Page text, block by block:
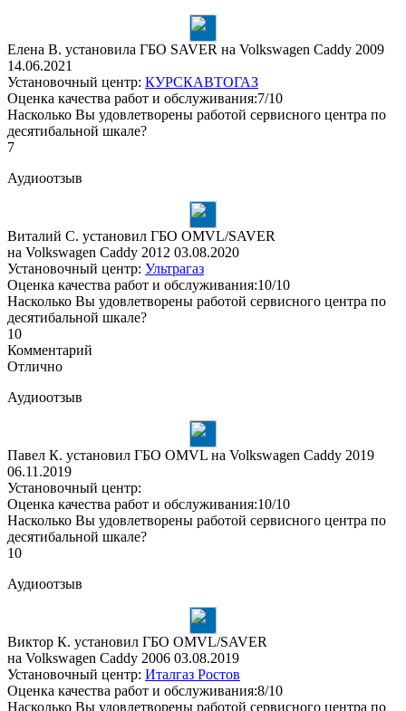
Елена В. установила ГБО SAVER на Volkswagen Caddy 2009
14.06.2021
Установочный центр: КУРСКАВТОГАЗ
Оценка качества работ и обслуживания:7/10
Насколько Вы удовлетворены работой сервисного центра по
десятибальной шкале?
7
Аудиоотзыв
Виталий С. установил ГБО OMVL/SAVER
на Volkswagen Caddy 2012 03.08.2020
Установочный центр: Ультрагаз
Оценка качества работ и обслуживания:10/10
Насколько Вы удовлетворены работой сервисного центра по
десятибальной шкале?
10
Комментарий
Отлично
Аудиоотзыв
Павел К. установил ГБО OMVL на Volkswagen Caddy 2019
06.11.2019
Установочный центр:
Оценка качества работ и обслуживания:10/10
Насколько Вы удовлетворены работой сервисного центра по
десятибальной шкале?
10
Аудиоотзыв
Виктор К. установил ГБО OMVL/SAVER
на Volkswagen Caddy 2006 03.08.2019
Установочный центр: Италгаз Ростов
Оценка качества работ и обслуживания:8/10
Насколько Вы удовлетворены работой сервисного центра по